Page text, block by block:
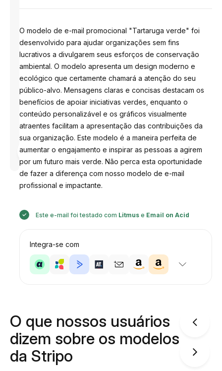
Desenhado
por
Anastasiia
O modelo de e-mail promocional "Tartaruga verde" foi
desenvolvido para ajudar organizações sem fins
lucrativos a divulgarem seus esforços de conservação
ambiental. O modelo apresenta um design moderno e
ecológico que certamente chamará a atenção do seu
público-alvo. Mensagens claras e concisas destacam os
benefícios de apoiar iniciativas verdes, enquanto o
conteúdo personalizável e os gráficos visualmente
atraentes facilitam a apresentação das contribuições da
sua organização. Este modelo é a maneira perfeita de
aumentar o engajamento e inspirar as pessoas a agirem
por um futuro mais verde. Não perca esta oportunidade
de fazer a diferença com nosso modelo de e-mail
profissional e impactante.
Este e-mail foi testado com Litmus e Email on Acid
Integra-se com
O que nossos usuários
dizem sobre os modelos
da Stripo